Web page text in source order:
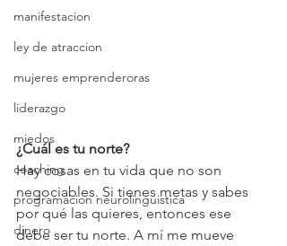
manifestacion
ley de atraccion
mujeres emprenderoras
liderazgo
miedos
coaching
programacion neurolinguistica
dinero
¿Cuál es tu norte?
Hay cosas en tu vida que no son
negociables. Si tienes metas y sabes
por qué las quieres, entonces ese
debe ser tu norte. A mí me mueve